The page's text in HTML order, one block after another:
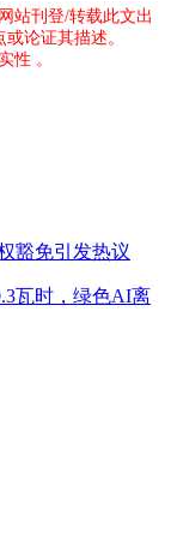
站刊登/转载此文出
论证其描述。
性 。
豁免引发热议
瓦时，绿色AI离